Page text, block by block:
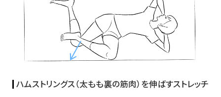
ハムストリングス（太もも裏の筋肉）を伸ばすストレッチ